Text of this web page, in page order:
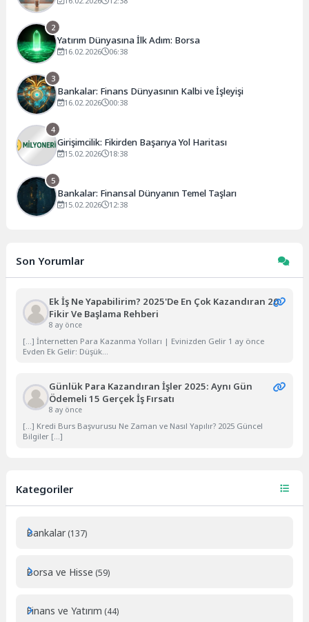
2
Yatırım Dünyasına İlk Adım: Borsa
16.02.2026 06:38
3
Bankalar: Finans Dünyasının Kalbi ve İşleyişi
16.02.2026 00:38
4
Girişimcilik: Fikirden Başarıya Yol Haritası
15.02.2026 18:38
5
Bankalar: Finansal Dünyanın Temel Taşları
15.02.2026 12:38
Son Yorumlar
Ek İş Ne Yapabilirim? 2025'de En Çok Kazandıran 20
Fikir Ve Başlama Rehberi
8 ay önce
[…] İnternetten Para Kazanma Yolları | Evinizden Gelir 1 ay önce
Evden Ek Gelir: Düşük...
Günlük Para Kazandıran İşler 2025: Aynı Gün
Ödemeli 15 Gerçek İş Fırsatı
8 ay önce
[…] Kredi Burs Başvurusu Ne Zaman ve Nasıl Yapılır? 2025 Güncel
Bilgiler […]
Kategoriler
Bankalar (137)
Borsa ve Hisse (59)
Finans ve Yatırım (44)